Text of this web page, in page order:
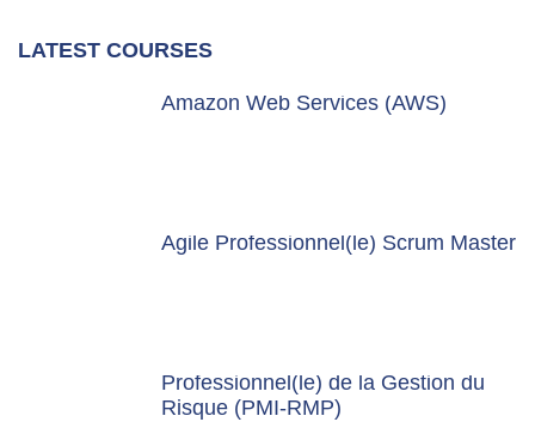
LATEST COURSES
Amazon Web Services (AWS)
Agile Professionnel(le) Scrum Master
Professionnel(le) de la Gestion du
Risque (PMI-RMP)